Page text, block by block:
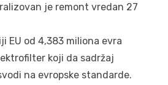
je remont vredan 27
EU od 4,383 miliona evra
koji da sadržaj
na evropske standarde.